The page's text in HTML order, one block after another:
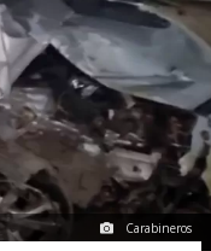
Carabineros